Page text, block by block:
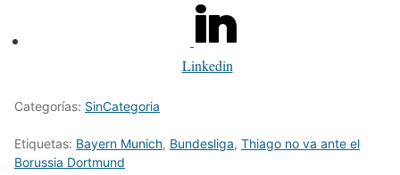
Linkedin
Categorías: SinCategoria
Etiquetas: Bayern Munich, Bundesliga, Thiago no va ante el
Borussia Dortmund